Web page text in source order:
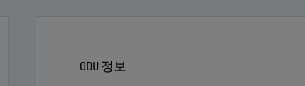
ODU 정보